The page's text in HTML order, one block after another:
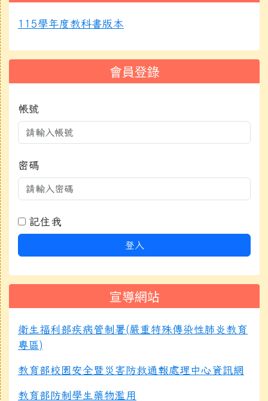
115學年度教科書版本
會員登錄
帳號
密碼
記住我
登入
宣導網站
衛生福利部疾病管制署(嚴重特殊傳染性肺炎教育
專區)
教育部校園安全暨災害防救通報處理中心資訊網
教育部防制學生藥物濫用